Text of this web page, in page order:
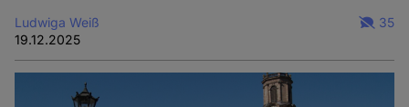
Ludwiga Weiß
19.12.2025
35